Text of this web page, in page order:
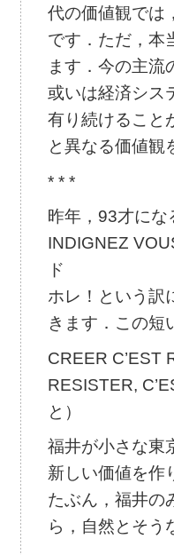
代の価値観では
です．ただ，本
ます．今の主流
或いは経済シス
有り続けること
と異なる価値観
* * *
昨年，93才にな
INDIGNEZ
ド
ホレ！という訳
きます．この短
CREER C’EST
RESISTER,
と）
福井が小さな東
新しい価値を作
たぶん，福井の
ら，自然とそう